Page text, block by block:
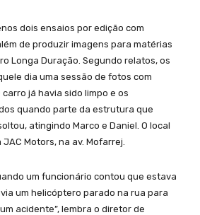
dois ensaios por edição com
de produzir imagens para matérias
Longa Duração. Segundo relatos, os
dia uma sessão de fotos com
carro já havia sido limpo e os
quando parte da estrutura que
atingindo Marco e Daniel. O local
Motors, na av. Mofarrej.
um funcionário contou que estava
um helicóptero parado na rua para
acidente”, lembra o diretor de